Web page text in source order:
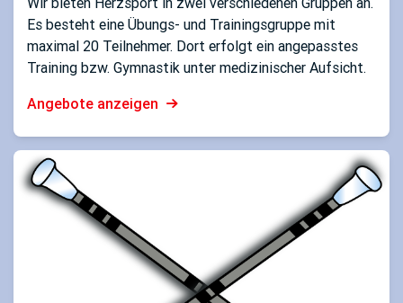
Es besteht eine Übungs- und Trainingsgruppe mit
maximal 20 Teilnehmer. Dort erfolgt ein angepasstes
Training bzw. Gymnastik unter medizinischer Aufsicht.
Angebote anzeigen